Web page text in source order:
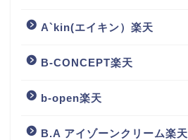
A`kin(エイキン）楽天
B-CONCEPT楽天
b-open楽天
B.A アイゾーンクリーム楽天